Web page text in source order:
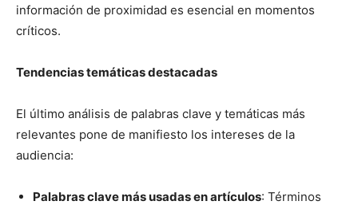
información de proximidad es esencial en momentos
críticos.
Tendencias temáticas destacadas
El último análisis de palabras clave y temáticas más
relevantes pone de manifiesto los intereses de la
audiencia:
Palabras clave más usadas en artículos: Términos